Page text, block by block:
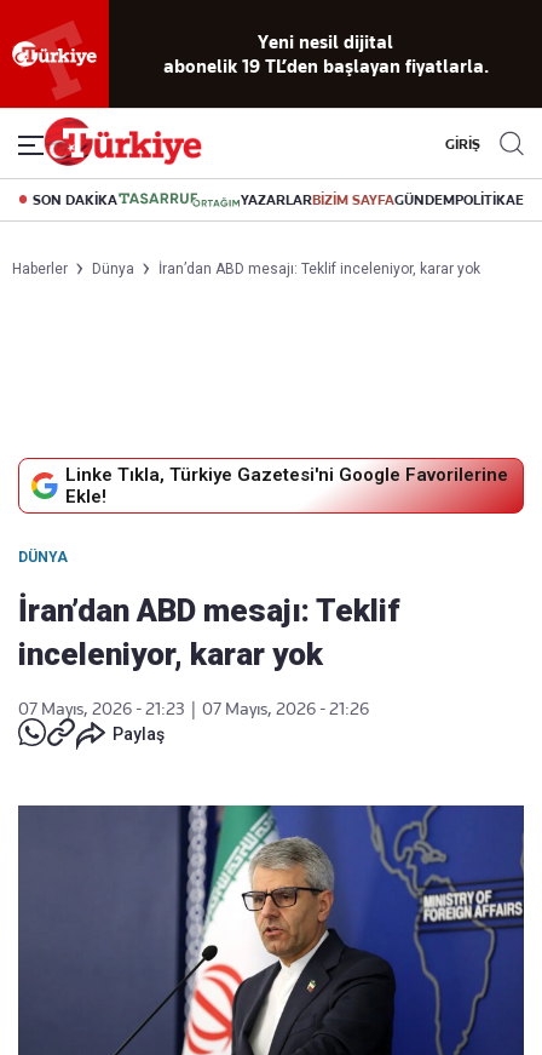
Yeni nesil dijital
abonelik 19 TL’den başlayan fiyatlarla.
GİRİŞ
SON DAKİKA YAZARLARBİZİM SAYFAGÜNDEMPOLİTİKA
Haberler Dünya İran’dan ABD mesajı: Teklif inceleniyor, karar yok
Linke Tıkla, Türkiye Gazetesi'ni Google Favorilerine
Ekle!
DÜNYA
İran’dan ABD mesajı: Teklif
inceleniyor, karar yok
07 Mayıs, 2026 - 21:23
07 Mayıs, 2026 - 21:26
Paylaş